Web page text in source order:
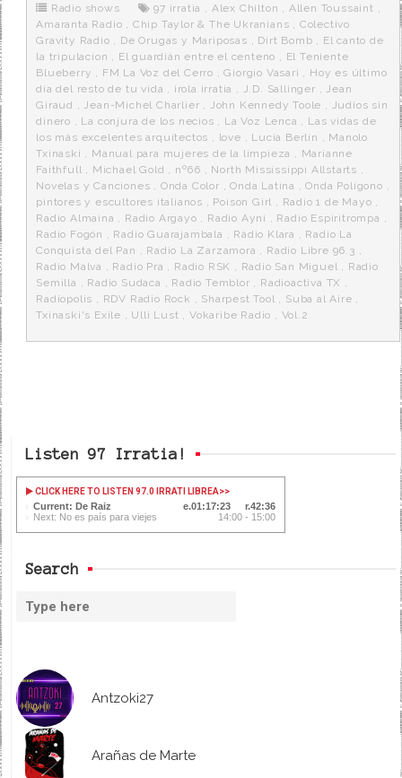
o
k
r
e
r
a
Radio shows 97 irratia , Alex Chilton , Allen Toussaint ,
Amaranta Radio , Chip Taylor & The Ukranians , Colectivo
Gravity Radio , De Orugas y Mariposas , Dirt Bomb , El canto de
la tripulacion , El guardián entre el centeno , El Teniente
Blueberry , FM La Voz del Cerro ,Giorgio Vasari , Hoy es último
día del resto de tu vida , irola irratia , J.D. Sallinger ,Jean
Giraud ,Jean-Michel Charlier , John Kennedy Toole , Judíos sin
dinero , La conjura de los necios , La Voz Lenca , Las vidas de
los más excelentes arquitectos , love , Lucia Berlin , Manolo
Txinaski , Manual para mujeres de la limpieza , Marianne
Faithfull , Michael Gold , nº66 , North Mississippi Allstarts ,
Novelas y Canciones , Onda Color ,Onda Latina ,Onda Polígono ,
pintores y escultores italianos , Poison Girl , Radio 1 de Mayo ,
Radio Almaina , Radio Argayo , Radio Ayni , Radio Espiritrompa ,
Radio Fogón , Radio Guarajambala , Ràdio Klara , Radio La
Conquista del Pan , Radio La Zarzamora , Radio Libre 96.3 ,
Radio Malva , Radio Pra , Radio RSK , Radio San Miguel , Radio
Semilla , Radio Sudaca , Radio Temblor , Radioactiva TX ,
Radiopolis , RDV Radio Rock , Sharpest Tool , Suba al Aire ,
Txinaski's Exile , Ulli Lust ,Vokaribe Radio , Vol.2
Listen 97 Irratia!
CLICK HERE TO LISTEN 97.0 IRRATI LIBREA>>
Current: De Raiz 01:17:23
42:36
Next: No es país para viejes
14:00 - 15:00
Search
Antzoki27
Arañas de Marte